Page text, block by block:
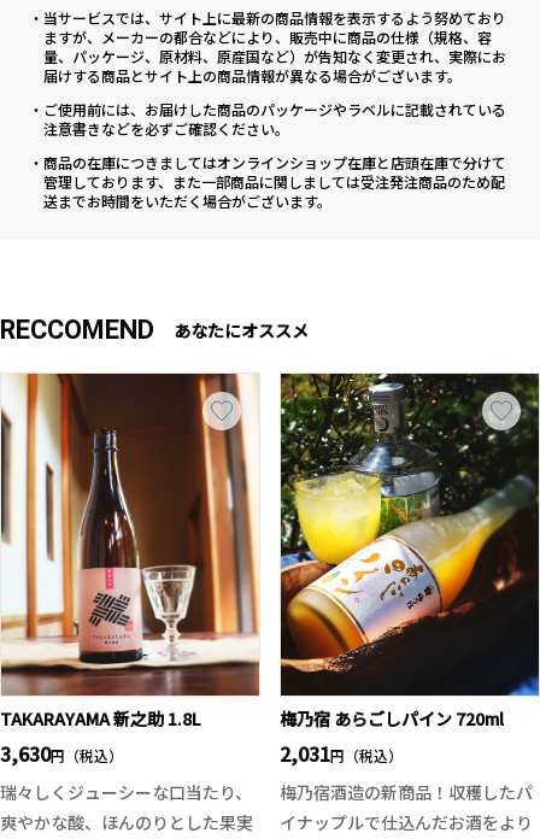
・当サービスでは、サイト上に最新の商品情報を表示するよう努めており
ますが、メーカーの都合などにより、販売中に商品の仕様（規格、容
量、パッケージ、原材料、原産国など）が告知なく変更され、実際にお
届けする商品とサイト上の商品情報が異なる場合がございます。
・ご使用前には、お届けした商品のパッケージやラベルに記載されている
注意書きなどを必ずご確認ください。
・商品の在庫につきましてはオンラインショップ在庫と店頭在庫で分けて
管理しております、また一部商品に関しましては受注発注商品のため配
送までお時間をいただく場合がございます。
RECCOMEND あなたにオススメ
TAKARAYAMA 新之助 1.8L
3,630円（税込）
瑞々しくジューシーな口当たり、
爽やかな酸、ほんのりとした果実
梅乃宿 あらごしパイン 720ml
2,031円（税込）
梅乃宿酒造の新商品！収穫したパ
イナップルで仕込んだお酒をより